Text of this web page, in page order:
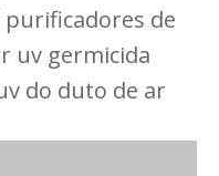
purificadores de
uv germicida
do duto de ar